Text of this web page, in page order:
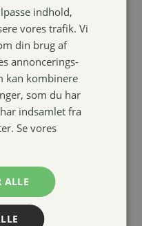
Massage
handske med
magneter
59,00kr.
indhold,
vores trafik. Vi
din brug af
annoncerings-
kan kombinere
som du har
indsamlet fra
Se vores
ALLE